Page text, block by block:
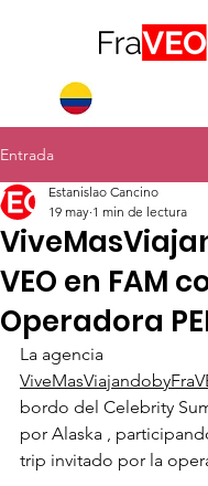
Entrada
VEO en FAM
Operadora
Estanislao Cancino
19 may 1 min de lectura
La agencia
bordo del Celebrity
por Alaska ,
trip invitado por la